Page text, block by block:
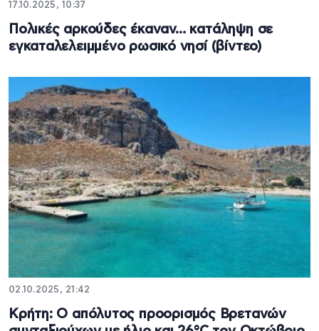
17.10.2025, 10:37
Πολικές αρκούδες έκαναν… κατάληψη σε
εγκαταλελειμμένο ρωσικό νησί (βίντεο)
02.10.2025, 21:42
Κρήτη: Ο απόλυτος προορισμός Βρετανών